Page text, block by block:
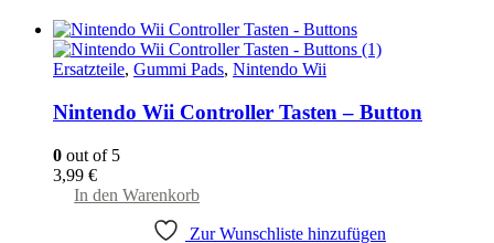
auf.
Die
Optionen
können
auf
der
Ersatzteile, Gummi Pads, Nintendo Wii
Nintendo Wii Controller Tasten – Button
0 out of 5
3,99 €
In den Warenkorb
Zur Wunschliste hinzufügen